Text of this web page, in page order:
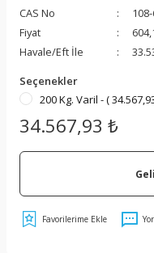
CAS No
Fiyat
Havale/Eft İle
Seçenekler
200 Kg. Varil - (
34.567,93 ₺